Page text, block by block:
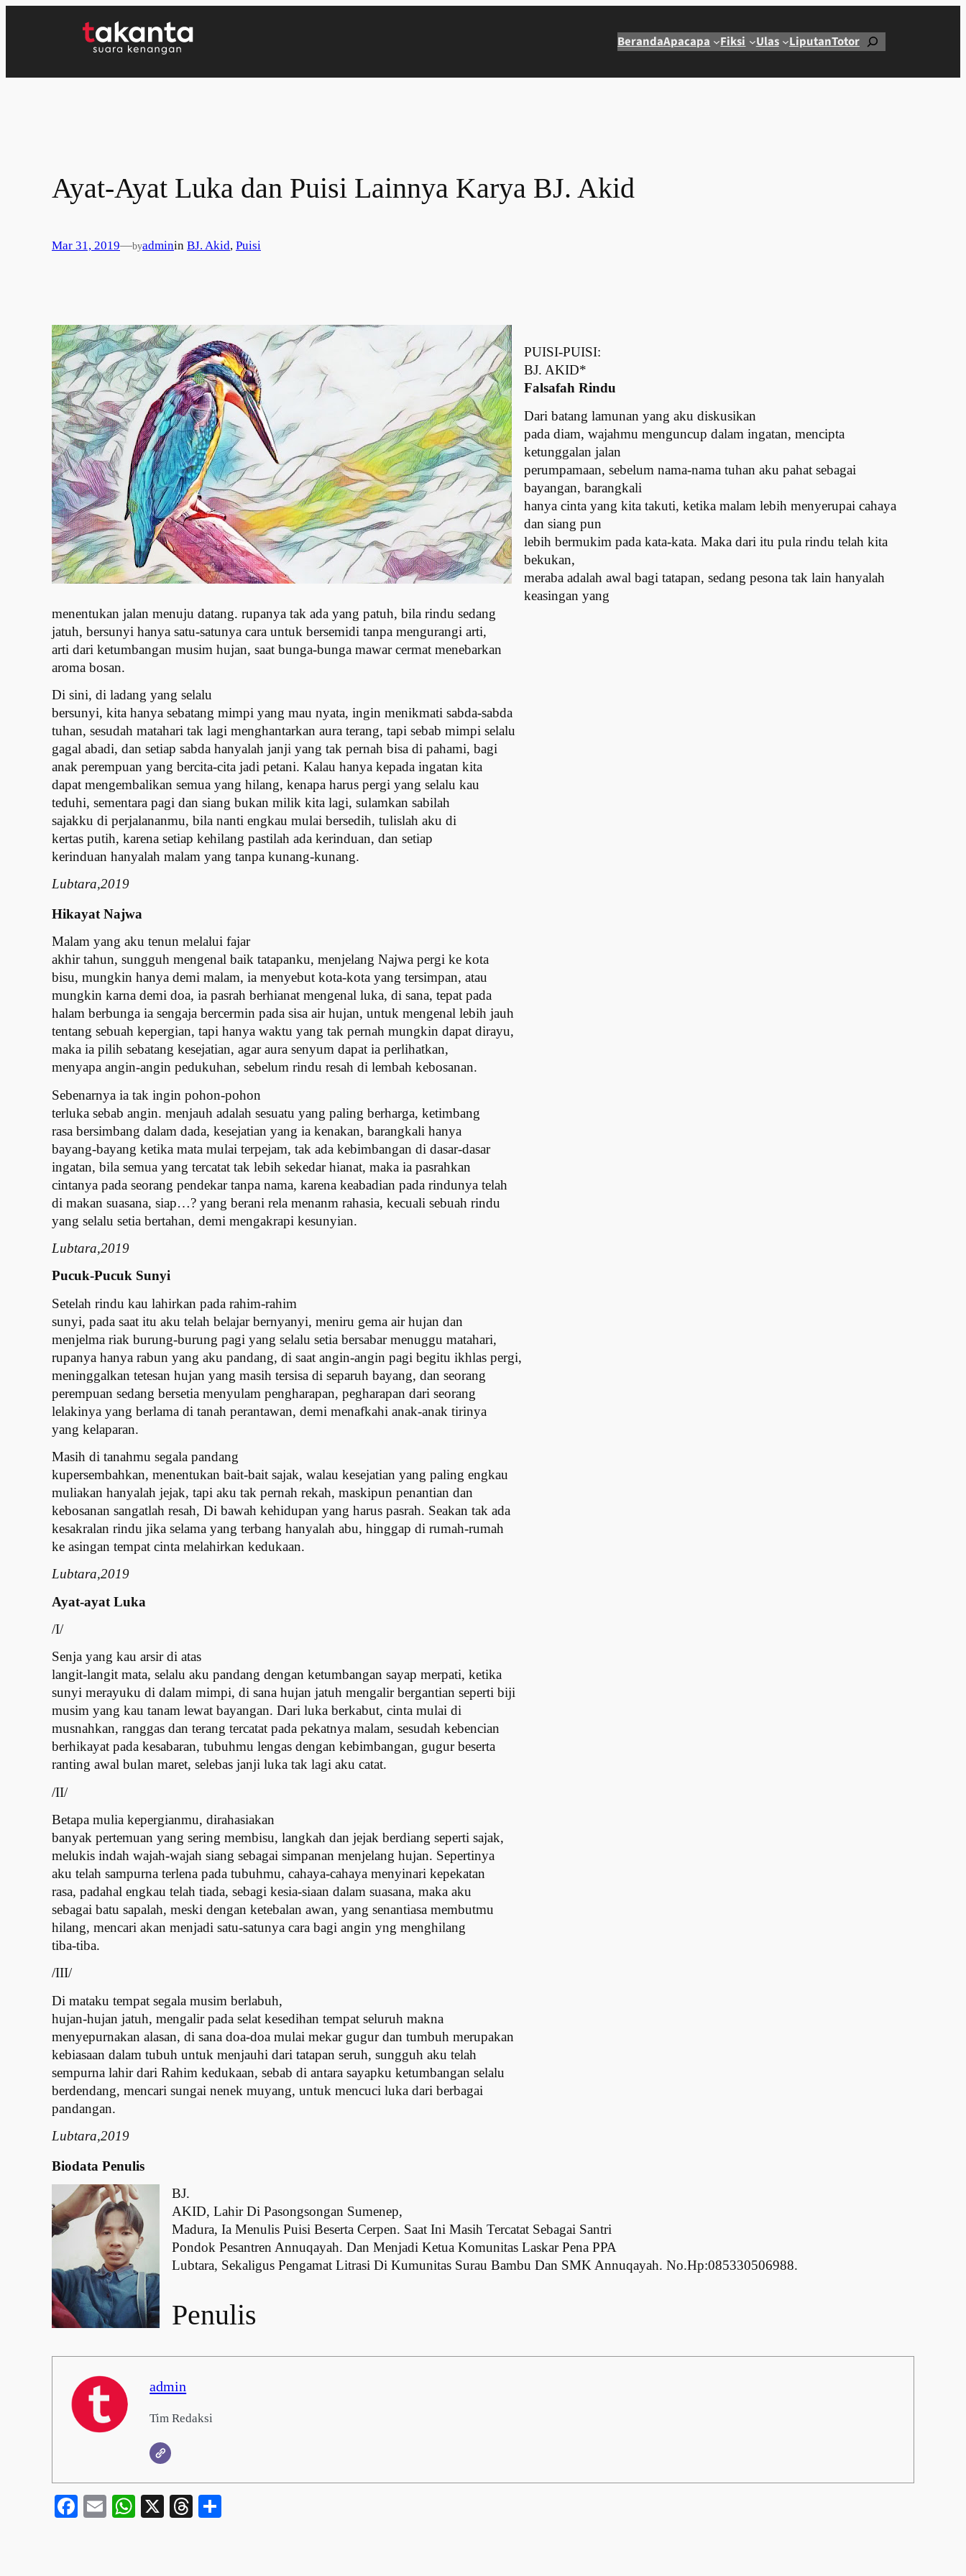
BerandaApacapa Fiksi Ulas LiputanTotorCari
Ayat-Ayat Luka dan Puisi Lainnya Karya BJ. Akid
Mar 31, 2019—byadminin BJ. Akid, Puisi
PUISI-PUISI:
BJ. AKID*
Falsafah Rindu
Dari batang lamunan yang aku diskusikan
pada diam, wajahmu menguncup dalam ingatan, mencipta
ketunggalan jalan
perumpamaan, sebelum nama-nama tuhan aku pahat sebagai
bayangan, barangkali
hanya cinta yang kita takuti, ketika malam lebih menyerupai cahaya
dan siang pun
lebih bermukim pada kata-kata. Maka dari itu pula rindu telah kita
bekukan,
meraba adalah awal bagi tatapan, sedang pesona tak lain hanyalah
keasingan yang
menentukan jalan menuju datang. rupanya tak ada yang patuh, bila rindu sedang
jatuh, bersunyi hanya satu-satunya cara untuk bersemidi tanpa mengurangi arti,
arti dari ketumbangan musim hujan, saat bunga-bunga mawar cermat menebarkan
aroma bosan.
Di sini, di ladang yang selalu
bersunyi, kita hanya sebatang mimpi yang mau nyata, ingin menikmati sabda-sabda
tuhan, sesudah matahari tak lagi menghantarkan aura terang, tapi sebab mimpi selalu
gagal abadi, dan setiap sabda hanyalah janji yang tak pernah bisa di pahami, bagi
anak perempuan yang bercita-cita jadi petani. Kalau hanya kepada ingatan kita
dapat mengembalikan semua yang hilang, kenapa harus pergi yang selalu kau
teduhi, sementara pagi dan siang bukan milik kita lagi, sulamkan sabilah
sajakku di perjalananmu, bila nanti engkau mulai bersedih, tulislah aku di
kertas putih, karena setiap kehilang pastilah ada kerinduan, dan setiap
kerinduan hanyalah malam yang tanpa kunang-kunang.
Lubtara,2019
Hikayat Najwa
Malam yang aku tenun melalui fajar
akhir tahun, sungguh mengenal baik tatapanku, menjelang Najwa pergi ke kota
bisu, mungkin hanya demi malam, ia menyebut kota-kota yang tersimpan, atau
mungkin karna demi doa, ia pasrah berhianat mengenal luka, di sana, tepat pada
halam berbunga ia sengaja bercermin pada sisa air hujan, untuk mengenal lebih jauh
tentang sebuah kepergian, tapi hanya waktu yang tak pernah mungkin dapat dirayu,
maka ia pilih sebatang kesejatian, agar aura senyum dapat ia perlihatkan,
menyapa angin-angin pedukuhan, sebelum rindu resah di lembah kebosanan.
Sebenarnya ia tak ingin pohon-pohon
terluka sebab angin. menjauh adalah sesuatu yang paling berharga, ketimbang
rasa bersimbang dalam dada, kesejatian yang ia kenakan, barangkali hanya
bayang-bayang ketika mata mulai terpejam, tak ada kebimbangan di dasar-dasar
ingatan, bila semua yang tercatat tak lebih sekedar hianat, maka ia pasrahkan
cintanya pada seorang pendekar tanpa nama, karena keabadian pada rindunya telah
di makan suasana, siap…? yang berani rela menanm rahasia, kecuali sebuah rindu
yang selalu setia bertahan, demi mengakrapi kesunyian.
Lubtara,2019
Pucuk-Pucuk Sunyi
Setelah rindu kau lahirkan pada rahim-rahim
sunyi, pada saat itu aku telah belajar bernyanyi, meniru gema air hujan dan
menjelma riak burung-burung pagi yang selalu setia bersabar menuggu matahari,
rupanya hanya rabun yang aku pandang, di saat angin-angin pagi begitu ikhlas pergi,
meninggalkan tetesan hujan yang masih tersisa di separuh bayang, dan seorang
perempuan sedang bersetia menyulam pengharapan, pegharapan dari seorang
lelakinya yang berlama di tanah perantawan, demi menafkahi anak-anak tirinya
yang kelaparan.
Masih di tanahmu segala pandang
kupersembahkan, menentukan bait-bait sajak, walau kesejatian yang paling engkau
muliakan hanyalah jejak, tapi aku tak pernah rekah, maskipun penantian dan
kebosanan sangatlah resah, Di bawah kehidupan yang harus pasrah. Seakan tak ada
kesakralan rindu jika selama yang terbang hanyalah abu, hinggap di rumah-rumah
ke asingan tempat cinta melahirkan kedukaan.
Lubtara,2019
Ayat-ayat Luka
/I/
Senja yang kau arsir di atas
langit-langit mata, selalu aku pandang dengan ketumbangan sayap merpati, ketika
sunyi merayuku di dalam mimpi, di sana hujan jatuh mengalir bergantian seperti biji
musim yang kau tanam lewat bayangan. Dari luka berkabut, cinta mulai di
musnahkan, ranggas dan terang tercatat pada pekatnya malam, sesudah kebencian
berhikayat pada kesabaran, tubuhmu lengas dengan kebimbangan, gugur beserta
ranting awal bulan maret, selebas janji luka tak lagi aku catat.
/II/
Betapa mulia kepergianmu, dirahasiakan
banyak pertemuan yang sering membisu, langkah dan jejak berdiang seperti sajak,
melukis indah wajah-wajah siang sebagai simpanan menjelang hujan. Sepertinya
aku telah sampurna terlena pada tubuhmu, cahaya-cahaya menyinari kepekatan
rasa, padahal engkau telah tiada, sebagi kesia-siaan dalam suasana, maka aku
sebagai batu sapalah, meski dengan ketebalan awan, yang senantiasa membutmu
hilang, mencari akan menjadi satu-satunya cara bagi angin yng menghilang
tiba-tiba.
/III/
Di mataku tempat segala musim berlabuh,
hujan-hujan jatuh, mengalir pada selat kesedihan tempat seluruh makna
menyepurnakan alasan, di sana doa-doa mulai mekar gugur dan tumbuh merupakan
kebiasaan dalam tubuh untuk menjauhi dari tatapan seruh, sungguh aku telah
sempurna lahir dari Rahim kedukaan, sebab di antara sayapku ketumbangan selalu
berdendang, mencari sungai nenek muyang, untuk mencuci luka dari berbagai
pandangan.
Lubtara,2019
Biodata Penulis
BJ.
AKID, Lahir Di Pasongsongan Sumenep,
Madura, Ia Menulis Puisi Beserta Cerpen. Saat Ini Masih Tercatat Sebagai Santri
Pondok Pesantren Annuqayah. Dan Menjadi Ketua Komunitas Laskar Pena PPA
Lubtara, Sekaligus Pengamat Litrasi Di Kumunitas Surau Bambu Dan SMK Annuqayah. No.Hp:085330506988.
Penulis
admin
Tim Redaksi
Facebook
EmailWhatsApp
X Threads